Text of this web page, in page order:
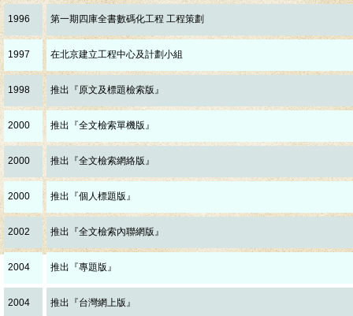
1996 第一期四庫全書數碼化工程 工程策劃
1997 在北京建立工程中心及計劃小組
1998 推出『原文及標題檢索版』
2000 推出『全文檢索單機版』
2000 推出『全文檢索網絡版』
2000 推出『個人標題版』
2002 推出『全文檢索內聯網版』
2004 推出『專題版』
2004 推出『台灣網上版』